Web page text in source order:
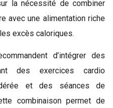
la nécessité de combiner
avec une alimentation riche
excès caloriques.
d’intégrer des
des exercices cardio
et des séances de
combinaison permet de